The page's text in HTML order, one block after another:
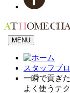
MENU
スタッフブ
一瞬で貢ぎ
よく使うテ